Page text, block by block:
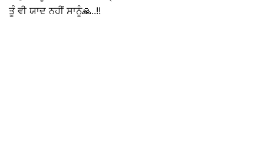
ਤੂੰ ਵੀ ਯਾਦ ਨਹੀਂ ਸਾਨੂੰ🙏..!!